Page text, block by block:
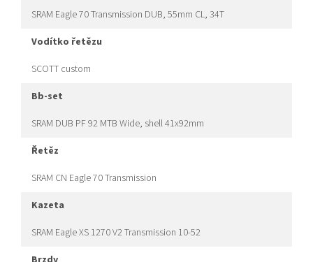
SRAM Eagle 70 Transmission DUB, 55mm CL, 34T
vodítko řetězu
SCOTT custom
bb-set
SRAM DUB PF 92 MTB Wide, shell 41x92mm
řetěz
SRAM CN Eagle 70 Transmission
kazeta
SRAM Eagle XS 1270 V2 Transmission 10-52